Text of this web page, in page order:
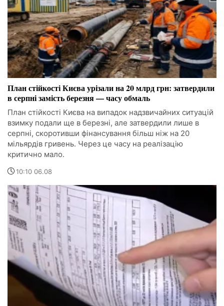
План стійкості Києва урізали на 20 млрд грн: затвердили
в серпні замість березня — часу обмаль
План стійкості Києва на випадок надзвичайних ситуацій
взимку подали ще в березні, але затвердили лише в
серпні, скоротивши фінансування більш ніж на 20
мільярдів гривень. Через це часу на реалізацію
критично мало.
10:10 06.08